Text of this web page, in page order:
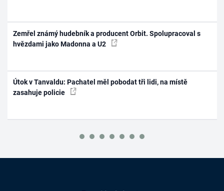
Zemřel známý hudebník a producent Orbit. Spolupracoval s
hvězdami jako Madonna a U2
Útok v Tanvaldu: Pachatel měl pobodat tři lidi, na místě
zasahuje policie